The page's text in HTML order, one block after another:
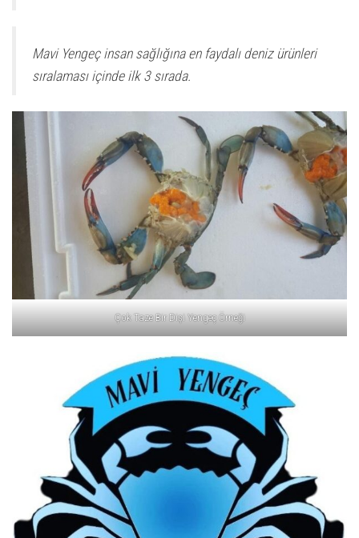
Mavi Yengeç insan sağlığına en faydalı deniz ürünleri
sıralaması içinde ilk 3 sırada.
Çok Taze Bir Dişi Yengeç Örneği